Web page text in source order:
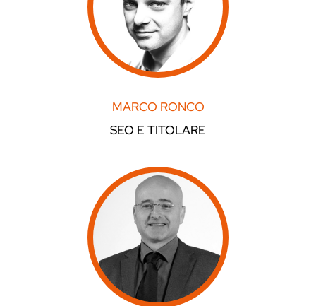
MARCO RONCO
SEO E TITOLARE